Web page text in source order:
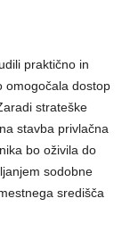
praktično in
omogočala dostop
strateške
stavba privlačna
bo oživila do
sodobne
središča